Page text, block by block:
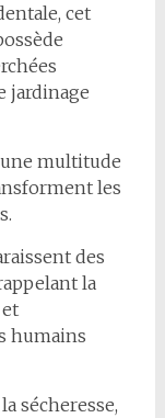
cet
jardinage
multitude
les
des
la
humains
sécheresse,